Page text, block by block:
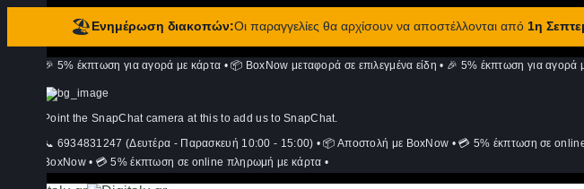
🏖️Ενημέρωση διακοπών:Οι παραγγελίες θα αρχίσουν να αποστέλλονται από 1η
περιεχόμενο
🎉 5% έκπτωση για αγορά με κάρτα • 📦 BoxNow μεταφορά σε επιλεγμένα είδη • 🎉 5% έκπτωση για αγορά
Point the SnapChat camera at this to add us to SnapChat.
📞 6934831247 (Δευτέρα - Παρασκευή 10:00 - 15:00) • 📦 Αποστολή με BoxNow • 💳 5% έκπτωση σε
BoxNow • 💳 5% έκπτωση σε online πληρωμή με κάρτα •